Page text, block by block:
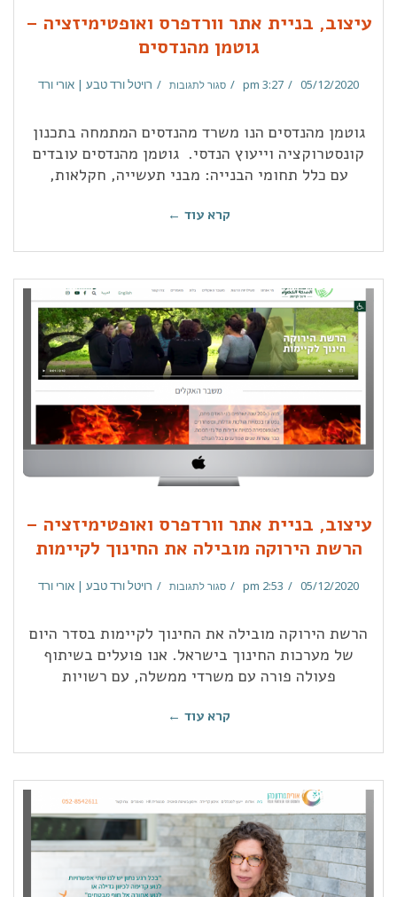
עיצוב, בניית אתר וורדפרס ואופטימיזציה –
גוטמן מהנדסים
05/12/2020
3:27 pm סגור לתגובות רויטל ורד טבע | אורי ורד
גוטמן מהנדסים הנו משרד מהנדסים המתמחה בתכנון
קונסטרוקציה וייעוץ הנדסי. גוטמן מהנדסים עובדים
עם כלל תחומי הבנייה: מבני תעשייה, חקלאות,
קרא עוד ←
עיצוב, בניית אתר וורדפרס ואופטימיזציה –
הרשת הירוקה מובילה את החינוך לקיימות
05/12/2020
2:53 pm סגור לתגובות רויטל ורד טבע | אורי ורד
הרשת הירוקה מובילה את החינוך לקיימות בסדר היום
של מערכות החינוך בישראל. אנו פועלים בשיתוף
פעולה פורה עם משרדי ממשלה, עם רשויות
קרא עוד ←